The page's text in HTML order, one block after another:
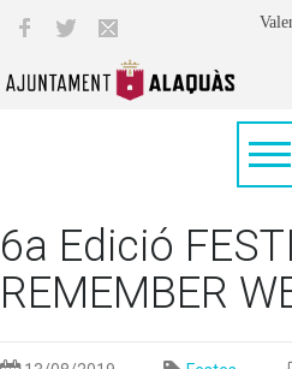
6a Edició
REMEMBER